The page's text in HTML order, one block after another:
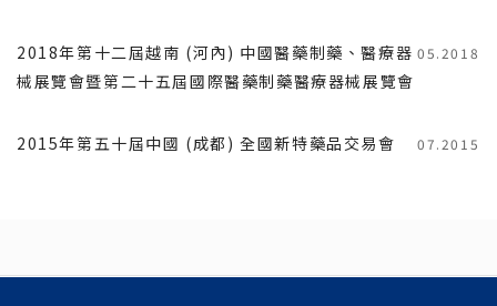
2018年第十二屆越南 (河內) 中國醫藥制藥、醫療器
械展覽會暨第二十五屆國際醫藥制藥醫療器械展覽會
05.2018
2015年第五十屆中國 (成都) 全國新特藥品交易會 07.2015